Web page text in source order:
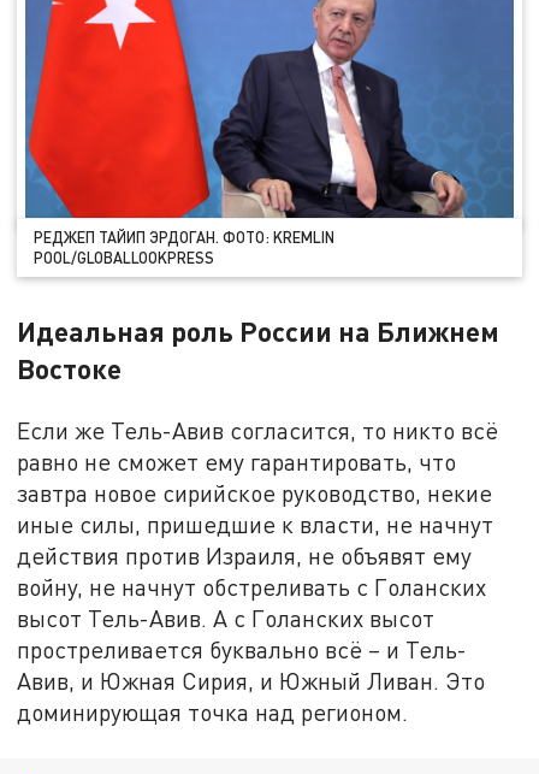
РЕДЖЕП ТАЙИП ЭРДОГАН. ФОТО: KREMLIN
POOL/GLOBALLOOKPRESS
Идеальная роль России на Ближнем
Востоке
Если же Тель-Авив согласится, то никто всё
равно не сможет ему гарантировать, что
завтра новое сирийское руководство, некие
иные силы, пришедшие к власти, не начнут
действия против Израиля, не объявят ему
войну, не начнут обстреливать с Голанских
высот Тель-Авив. А с Голанских высот
простреливается буквально всё – и Тель-
Авив, и Южная Сирия, и Южный Ливан. Это
доминирующая точка над регионом.